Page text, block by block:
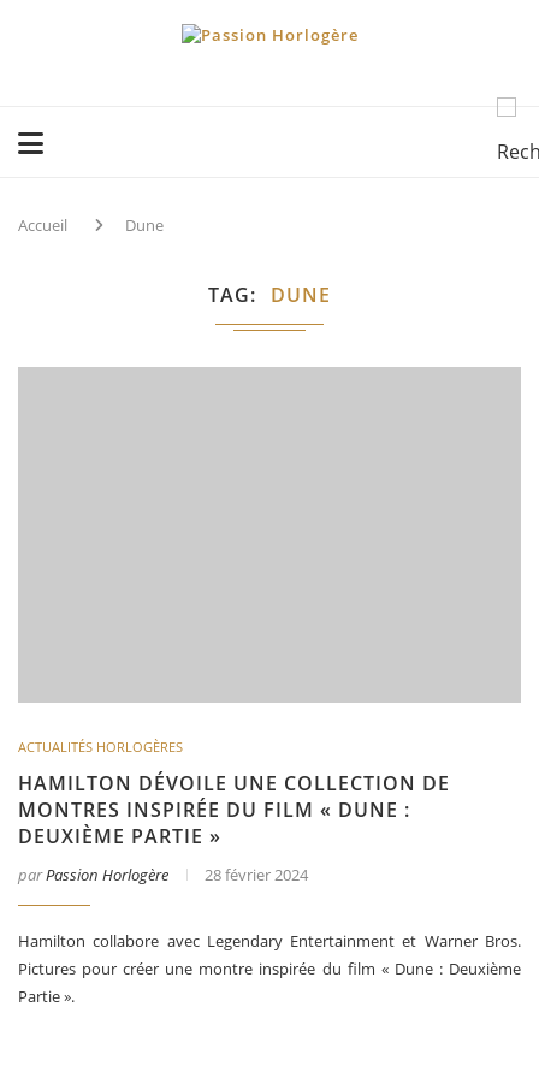
Accueil Dune
TAG DUNE
ACTUALITÉS HORLOGÈRES
HAMILTON DÉVOILE UNE COLLECTION DE
MONTRES INSPIRÉE DU FILM « DUNE :
DEUXIÈME PARTIE »
parPassion Horlogère 28 février 2024
Hamilton collabore avec Legendary Entertainment et Warner Bros.
Pictures pour créer une montre inspirée du film « Dune : Deuxième
Partie ».